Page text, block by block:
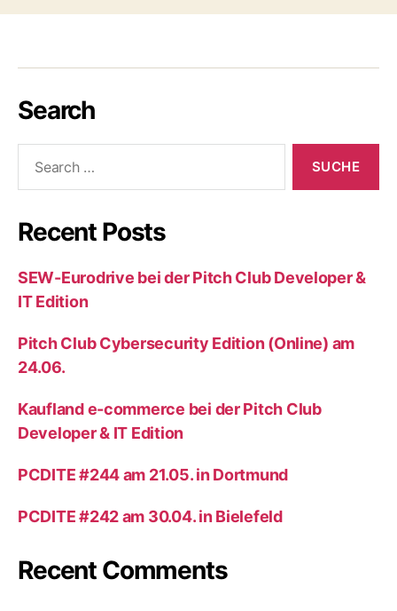
Search
nach:
Recent Posts
SEW-Eurodrive bei der Pitch Club Developer &
IT Edition
Pitch Club Cybersecurity Edition (Online) am
24.06.
Kaufland e-commerce bei der Pitch Club
Developer & IT Edition
PCDITE #244 am 21.05. in Dortmund
PCDITE #242 am 30.04. in Bielefeld
Recent Comments